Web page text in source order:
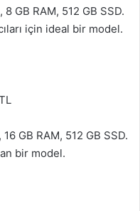
GB RAM, 512 GB SSD.
için ideal bir model.
GB RAM, 512 GB SSD.
bir model.